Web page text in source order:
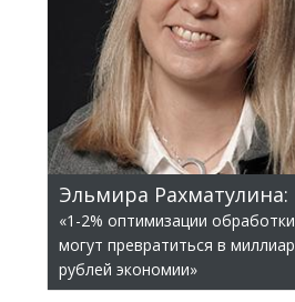
Эльмира Рахматулина:
«1-2% оптимизации
могут превратиться в
рублей экономии»